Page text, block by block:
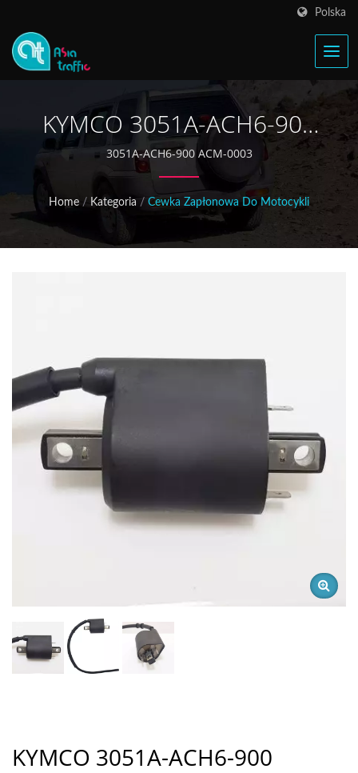
Polska
KYMCO 3051A-ACH6-900
Cewka Zapłonowa
3051A-ACH6-900 ACM-0003
Home / Kategoria / Cewka Zapłonowa Do Motocykli
KYMCO 3051A-ACH6-900